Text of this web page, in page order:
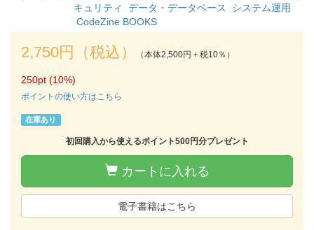
キュリティ
データ・データベース
システム運用
CodeZine BOOKS
2,750円（税込） （本体2,500円＋税10％）
250pt (10%)
ポイントの使い方はこちら
在庫あり
初回購入から使えるポイント500円分プレゼント
カートに入れる
電子書籍はこちら